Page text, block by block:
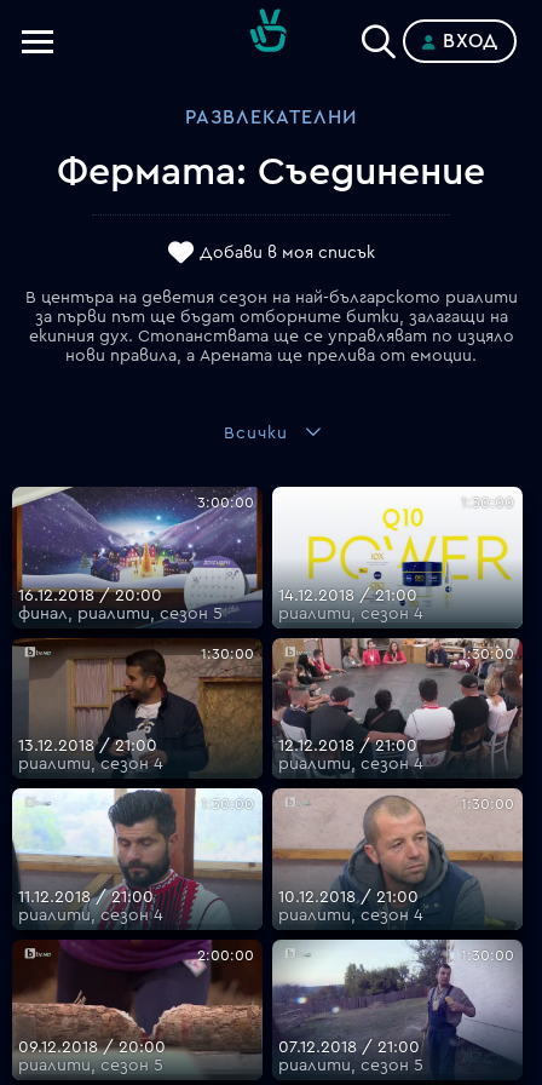
VOYO
ВХОД
РАЗВЛЕКАТЕЛНИ
Фермата: Съединение
Добави в моя списък
В центъра на деветия сезон на най-българското риалити
за първи път ще бъдат отборните битки, залагащи на
екипния дух. Стопанствата ще се управляват по изцяло
нови правила, а Арената ще прелива от емоции.
Всички
3:00:00
16.12.2018 / 20:00
финал, риалити, сезон 5
1:30:00
14.12.2018 / 21:00
риалити, сезон 4
1:30:00
13.12.2018 / 21:00
риалити, сезон 4
1:30:00
12.12.2018 / 21:00
риалити, сезон 4
1:30:00
11.12.2018 / 21:00
риалити, сезон 4
1:30:00
10.12.2018 / 21:00
риалити, сезон 4
2:00:00
09.12.2018 / 20:00
риалити, сезон 5
1:30:00
07.12.2018 / 21:00
риалити, сезон 5